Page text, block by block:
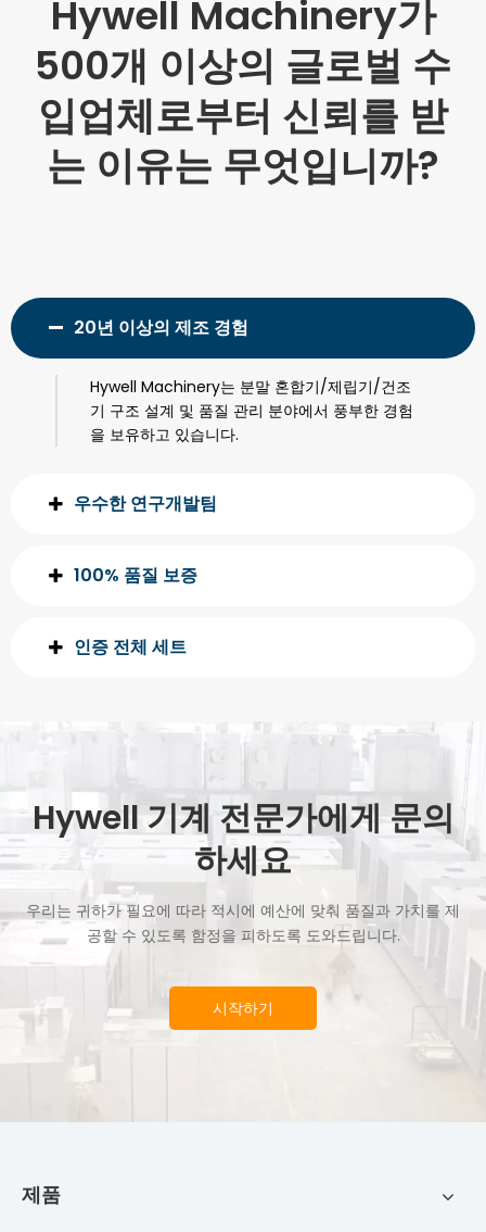
Hywell Machinery가
500개 이상의 글로벌 수
입업체로부터 신뢰를 받
는 이유는 무엇입니까?
20년 이상의 제조 경험
Hywell Machinery는 분말 혼합기/제립기/건조
기 구조 설계 및 품질 관리 분야에서 풍부한 경험
을 보유하고 있습니다.
우수한 연구개발팀
100% 품질 보증
인증 전체 세트
Hywell 기계 전문가에게 문의
하세요
우리는 귀하가 필요에 따라 적시에 예산에 맞춰 품질과 가치를 제
공할 수 있도록 함정을 피하도록 도와드립니다.
시작하기
제품